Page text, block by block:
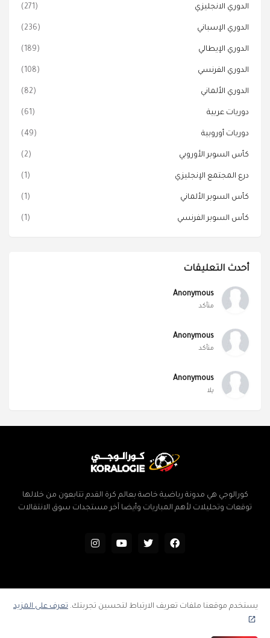
الدوري الانجليزي (271)
الدوري الإسباني (236)
الدوري الإيطالي (189)
الدوري الفرنسي (108)
الدوري الألماني (82)
دوريات عربية (61)
دوريات أوروبية (49)
كأس السوبر الأوروبي (2)
درع المجتمع الإنجليزي (1)
كأس السوبر الألماني (1)
كأس السوبر الفرنسي (1)
أحدث التعليقات
Anonymous
متأكد
Anonymous
متأكد
Anonymous
يلا
كورالوجي هي مدونة رياضية خاصة بعالم كرة القدم تتابعون من خلالها
توقعات وتحليلات لأهم المباريات وأيضا آخر مستجدات سوق الانتقالات
جميع الحقوق محفوظة ©
الرئيسية سياسة الخصوصية اتفاقية الاستخدام
إتصل بنا
يستخدم موقعنا ملفات تعريف الارتباط لتحسين تجربتك. تعرف على المزيد